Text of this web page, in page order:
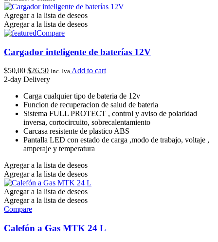
Agregar a la lista de deseos
Agregar a la lista de deseos
Compare
Cargador inteligente de baterías 12V
$50,00 $26,50 Inc. Iva Add to cart
2-day Delivery
Carga cualquier tipo de bateria de 12v
Funcion de recuperacion de salud de bateria
Sistema FULL PROTECT , control y aviso de polaridad
inversa, cortocircuito, sobrecalentamiento
Carcasa resistente de plastico ABS
Pantalla LED con estado de carga ,modo de trabajo, voltaje ,
amperaje y temperatura
Agregar a la lista de deseos
Agregar a la lista de deseos
Agregar a la lista de deseos
Agregar a la lista de deseos
Compare
Calefón a Gas MTK 24 L